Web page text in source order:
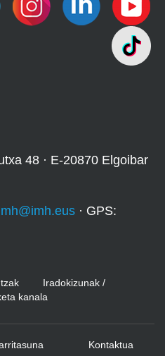
48 · E-20870 Elgoibar
· GPS:
Iradokizunak /
kanala
Kontaktua